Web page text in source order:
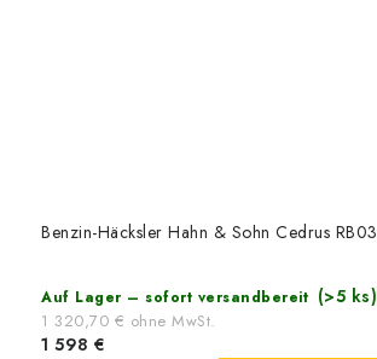
Benzin-Häcksler Hahn & Sohn Cedrus RB03
Auf Lager – sofort versandbereit (>5 ks)
1 320,70 € ohne MwSt.
1 598 €